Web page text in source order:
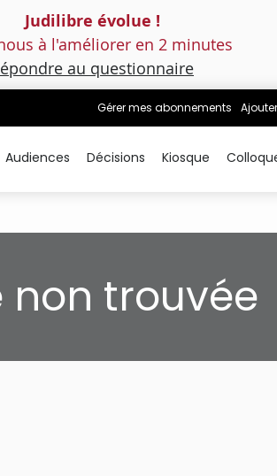
Judilibre évolue !
à l'améliorer en 2 minutes
au questionnaire
Gérer mes abonnements
Audiences Décisions Kiosque
non trouvée